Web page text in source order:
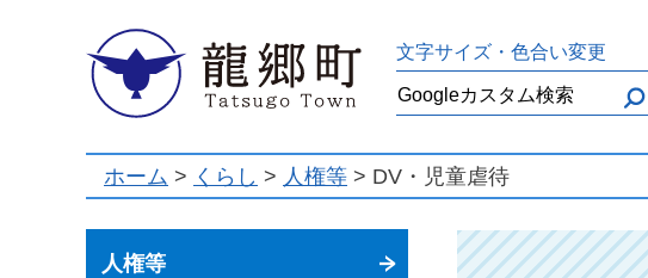
龍郷町 文字サイズ・色合い変更
ホーム > くらし > 人権等 > DV・児童虐待
人権等